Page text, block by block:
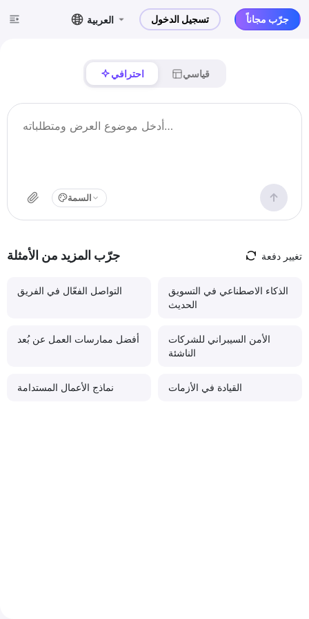
العربية تسجيل الدخول جرّب مجاناً
احترافي قياسي
السمة
جرّب المزيد من الأمثلة تغيير دفعة
التواصل الفعّال في الفريق
الذكاء الاصطناعي في التسويق
الحديث
أفضل ممارسات العمل عن بُعد
الأمن السيبراني للشركات
الناشئة
نماذج الأعمال المستدامة القيادة في الأزمات